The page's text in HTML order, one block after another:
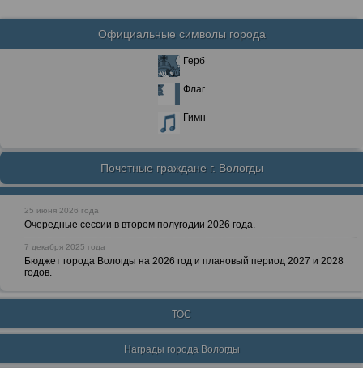
Официальные символы города
Герб
Флаг
Гимн
Почетные граждане г. Вологды
25 июня 2026 года
Очередные сессии в втором полугодии 2026 года.
7 декабря 2025 года
Бюджет города Вологды на 2026 год и плановый период 2027 и 2028
годов.
ТОС
Награды города Вологды